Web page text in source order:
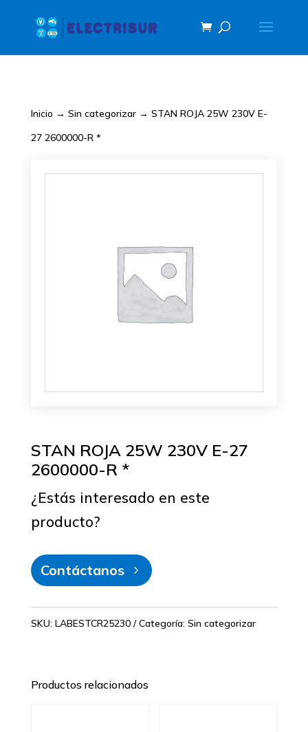
Inicio → Sin categorizar→ STAN ROJA 25W 230V E-
27 2600000-R *
STAN ROJA 25W 230V E-27
2600000-R *
¿Estás interesado en este
producto?
Contáctanos
SKU: LABESTCR25230 Categoría: Sin categorizar
Productos relacionados